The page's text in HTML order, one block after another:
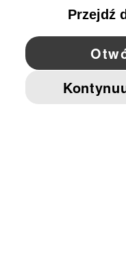
YouTube Twitter